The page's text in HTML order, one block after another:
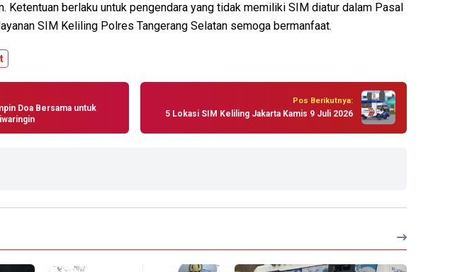
Ketentuan berlaku untuk pengendara yang tidak memiliki SIM diatur dalam Pasal
SIM Keliling Polres Tangerang Selatan semoga bermanfaat.
Doa Bersama untuk
Pos Berikutnya:
5 Lokasi SIM Keliling Jakarta Kamis 9 Juli 2026